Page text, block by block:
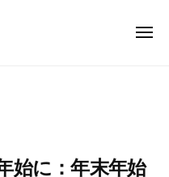
メ
始に：年末年始